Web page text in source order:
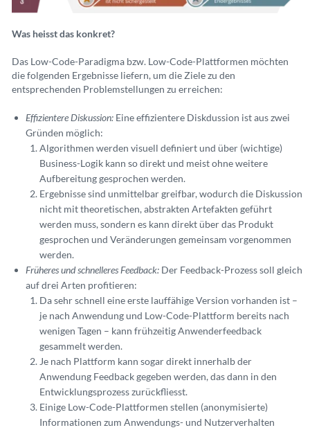
Was heisst das konkret?
Das Low-Code-Paradigma bzw. Low-Code-Plattformen möchten
die folgenden Ergebnisse liefern, um die Ziele zu den
entsprechenden Problemstellungen zu erreichen:
Effizientere Diskussion: Eine effizientere Diskdussion ist aus zwei
Gründen möglich:
Algorithmen werden visuell definiert und über (wichtige)
Business-Logik kann so direkt und meist ohne weitere
Aufbereitung gesprochen werden.
Ergebnisse sind unmittelbar greifbar, wodurch die Diskussion
nicht mit theoretischen, abstrakten Artefakten geführt
werden muss, sondern es kann direkt über das Produkt
gesprochen und Veränderungen gemeinsam vorgenommen
werden.
Früheres und schnelleres Feedback: Der Feedback-Prozess soll gleich
auf drei Arten profitieren:
Da sehr schnell eine erste lauffähige Version vorhanden ist –
je nach Anwendung und Low-Code-Plattform bereits nach
wenigen Tagen – kann frühzeitig Anwenderfeedback
gesammelt werden.
Je nach Plattform kann sogar direkt innerhalb der
Anwendung Feedback gegeben werden, das dann in den
Entwicklungsprozess zurückfliesst.
Einige Low-Code-Plattformen stellen (anonymisierte)
Informationen zum Anwendungs- und Nutzerverhalten